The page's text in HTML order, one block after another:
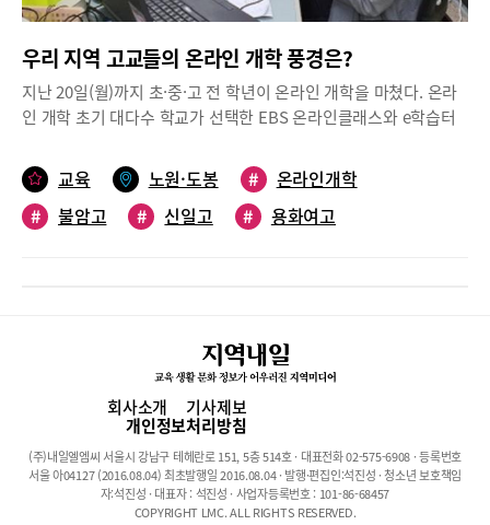
우리 지역 고교들의 온라인 개학 풍경은?
지난 20일(월)까지 초·중·고 전 학년이 온라인 개학을 마쳤다. 온라
인 개학 초기 대다수 학교가 선택한 EBS 온라인클래스와 e학습터
들어선 지금은 처음보다 안정화되었다는 평가를 받고 있다.지난 7
일(화) 교육부가 ‘원격수업 출결·평가·기록 가이드라인’을 발표했고,
여전히 풀어야 할 문제가 많지만 우리 지역 고교들은 수업 손실을
발히 운영!고3, 웹기반 진학상담 프로그램 활용 권장!불암고(교장
한홍열)는 지난 4월 9일(목) 고3의 온라인 개학에 맞춰 원활한 수업
을 위해 원격 수업 플랫폼 ‘구글 클래스룸’을 운영하고 있다. 구글
클래스룸에 각 교과(과목)별 수업방을 개설하고 ‘녹화 강의’, ‘학습
향 수업 등 교과별 특성에 따라 운영하고 있다. 교과목별 성취기준
에 따라 학생의 자기주도적 학습 내용을 확인하고 교사의 피드백이
이루어지는 ‘과제 제시’ 활동도 진행하고 있다.원격 수업 플랫폼 ‘구
교육 노원·도봉 #
온라인개학
#
불암고 # 신일고 #
용화여고
회사소개 기사제보
개인정보처리방침
(주)내일엘엠씨 서울시 강남구 테헤란로 151, 5층 514호 · 대표전화 02-575-6908 · 등록번호
서울 아04127 (2016.08.04) 최초발행일 2016.08.04 · 발행·편집인:석진성 · 청소년 보호책임
자:석진성 · 대표자 : 석진성 · 사업자등록번호 : 101-86-68457
COPYRIGHT LMC. ALL RIGHTS RESERVED.